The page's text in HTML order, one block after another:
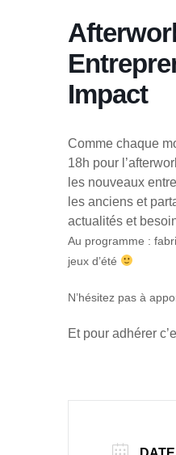
Impact
Comme chaque
18h pour
les nouveaux
les anciens et
actualités et
Au programme :
jeux d’été
N’hésitez pas à
Et pour adhérer